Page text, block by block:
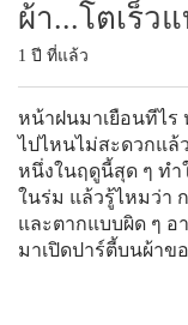
ผ้า...โตเร็ว
1 ปี ที่แล้ว
หน้าฝนมาเยือนทีไร
ไปไหนไม่สะดวกแล้
หนึ่งในฤดูนี้สุด ๆ ทำ
ในร่ม แล้วรู้ไหมว่า
และตากแบบผิด ๆ อ
มาเปิดปาร์ตี้บนผ้าข